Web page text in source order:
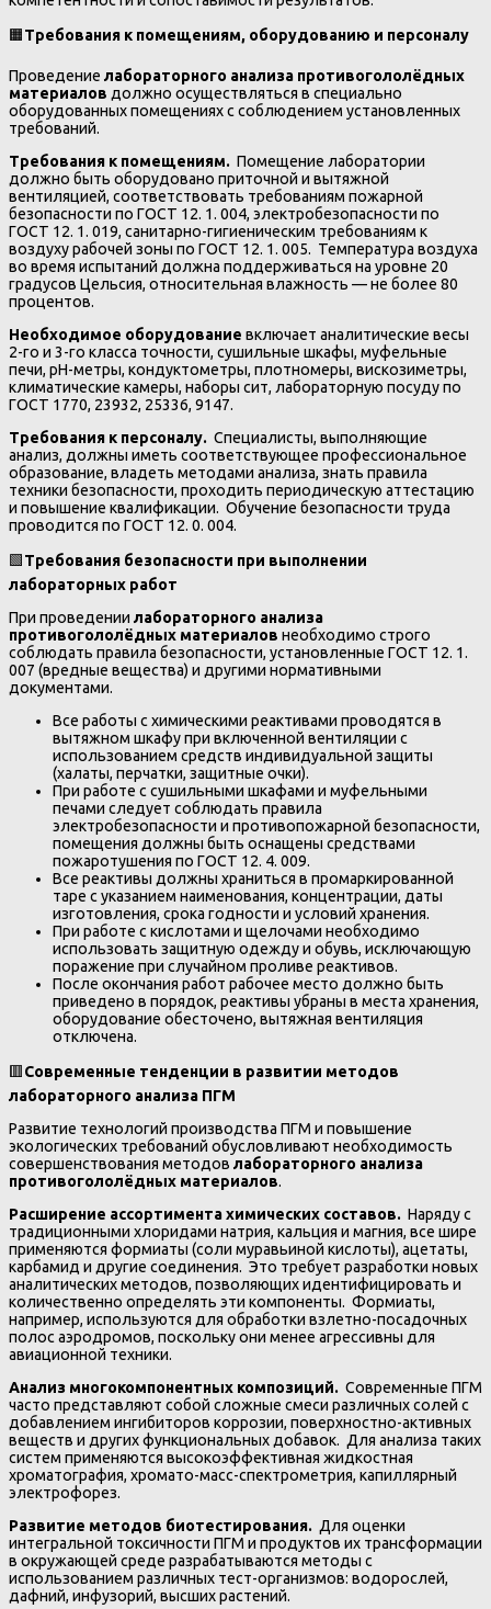
🟧Требования к помещениям, оборудованию и персоналу
Проведение лабораторного анализа противогололёдных
материалов должно осуществляться в специально
оборудованных помещениях с соблюдением установленных
требований.
Требования к помещениям. Помещение лаборатории
должно быть оборудовано приточной и вытяжной
вентиляцией, соответствовать требованиям пожарной
безопасности по ГОСТ 12. 1. 004, электробезопасности по
ГОСТ 12. 1. 019, санитарно-гигиеническим требованиям к
воздуху рабочей зоны по ГОСТ 12. 1. 005. Температура воздуха
во время испытаний должна поддерживаться на уровне 20
градусов Цельсия, относительная влажность — не более 80
процентов.
Необходимое оборудование включает аналитические весы
2-го и 3-го класса точности, сушильные шкафы, муфельные
печи, рН-метры, кондуктометры, плотномеры, вискозиметры,
климатические камеры, наборы сит, лабораторную посуду по
ГОСТ 1770, 23932, 25336, 9147.
Требования к персоналу. Специалисты, выполняющие
анализ, должны иметь соответствующее профессиональное
образование, владеть методами анализа, знать правила
техники безопасности, проходить периодическую аттестацию
и повышение квалификации. Обучение безопасности труда
проводится по ГОСТ 12. 0. 004.
🟩Требования безопасности при выполнении
лабораторных работ
При проведении лабораторного анализа
противогололёдных материалов необходимо строго
соблюдать правила безопасности, установленные ГОСТ 12. 1.
007 (вредные вещества) и другими нормативными
документами.
Все работы с химическими реактивами проводятся в
вытяжном шкафу при включенной вентиляции с
использованием средств индивидуальной защиты
(халаты, перчатки, защитные очки).
При работе с сушильными шкафами и муфельными
печами следует соблюдать правила
электробезопасности и противопожарной безопасности,
помещения должны быть оснащены средствами
пожаротушения по ГОСТ 12. 4. 009.
Все реактивы должны храниться в промаркированной
таре с указанием наименования, концентрации, даты
изготовления, срока годности и условий хранения.
При работе с кислотами и щелочами необходимо
использовать защитную одежду и обувь, исключающую
поражение при случайном проливе реактивов.
После окончания работ рабочее место должно быть
приведено в порядок, реактивы убраны в места хранения,
оборудование обесточено, вытяжная вентиляция
отключена.
🟥 Современные тенденции в развитии методов
лабораторного анализа ПГМ
Развитие технологий производства ПГМ и повышение
экологических требований обусловливают необходимость
совершенствования методов лабораторного анализа
противогололёдных материалов.
Расширение ассортимента химических составов. Наряду с
традиционными хлоридами натрия, кальция и магния, все шире
применяются формиаты (соли муравьиной кислоты), ацетаты,
карбамид и другие соединения. Это требует разработки новых
аналитических методов, позволяющих идентифицировать и
количественно определять эти компоненты. Формиаты,
например, используются для обработки взлетно-посадочных
полос аэродромов, поскольку они менее агрессивны для
авиационной техники.
Анализ многокомпонентных композиций. Современные ПГМ
часто представляют собой сложные смеси различных солей с
добавлением ингибиторов коррозии, поверхностно-активных
веществ и других функциональных добавок. Для анализа таких
систем применяются высокоэффективная жидкостная
хроматография, хромато-масс-спектрометрия, капиллярный
электрофорез.
Развитие методов биотестирования. Для оценки
интегральной токсичности ПГМ и продуктов их трансформации
в окружающей среде разрабатываются методы с
использованием различных тест-организмов: водорослей,
дафний, инфузорий, высших растений.